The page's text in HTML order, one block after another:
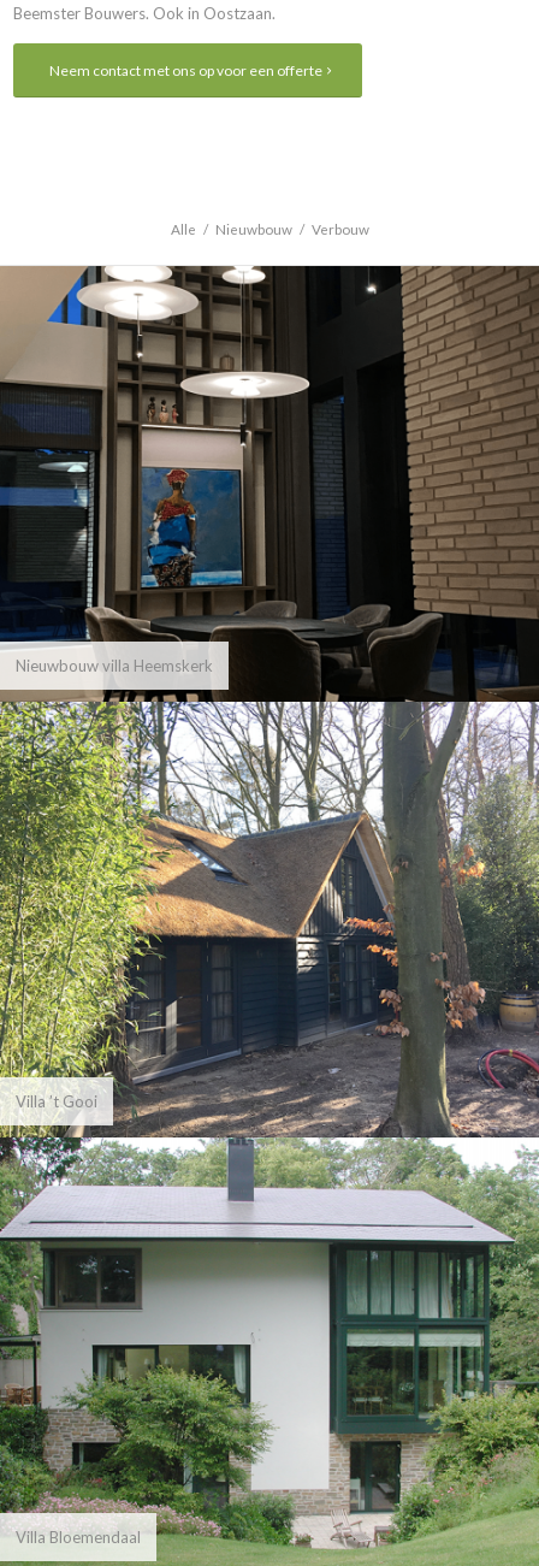
Beemster Bouwers. Ook in Oostzaan.
Neem contact met ons op voor een offerte
Alle / Nieuwbouw / Verbouw
Nieuwbouw villa Heemskerk
Villa ’t Gooi
Villa Bloemendaal